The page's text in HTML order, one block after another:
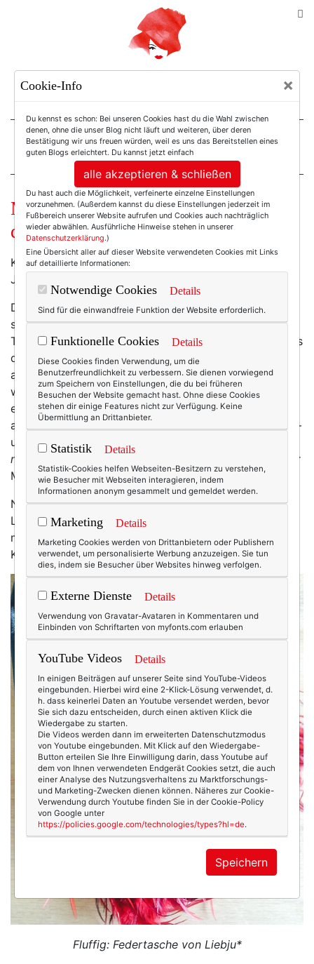
For Women. Not Girls.
Mode am Mittwoch: Liebju! (Ich
dich auch!)
Kann man eigentlich nach Taschen süchtig sein? Ja?
JA? Okay, dann bin ich es wohl.
Die Interwelt macht es einem aber auch wirklich
schwer. Bzw: leicht. Sie sind ja quasi überall, diese
Taschen. Versuchung pur. Und eine oftmals schöner als
die andere … so gesehen bin ich eigentlich ein Muster
an Disziplin, denn letztlich schaffen es doch nur einige
wenige in meinen Taschenschrank (sic!). Dabei haben
es mir weniger die etablierten Taschenlabels angetan,
als die kleinen, feinen Marken, die nur wenige kennen –
und die sich durch ein Design auszeichnen, das eben
nicht
an die Celines, Kellys, Birkins oder Marcies dieser
Modewelt erinnert. Sondern ganz eigen sind.
Nun hat genau so ein kleines, besonderes Taschen-
Label mich kürzlich in diesem Internet gefunden – und
mir dann sogar ein Exemplar ins Haus geschickt.
Karma? Bestimmt!
Fluffig: Federtasche von Liebju*
Cookie-Info ×
Du kennst es schon: Bei unseren Cookies hast du die Wahl zwischen
denen, ohne die unser Blog nicht läuft und weiteren, über deren
Bestätigung wir uns freuen würden, weil es uns das Bereitstellen eines
guten Blogs erleichtert. Du kannst jetzt einfach
alle akzeptieren & schließen
Du hast auch die Möglichkeit, verfeinerte einzelne Einstellungen
vorzunehmen. (Außerdem kannst du diese Einstellungen jederzeit im
Fußbereich unserer Website aufrufen und Cookies auch nachträglich
wieder abwählen. Ausführliche Hinweise stehen in unserer
Datenschutzerklärung.)
Eine Übersicht aller auf dieser Website verwendeten Cookies mit Links
auf detaillierte Informationen:
Notwendige Cookies Details
Sind für die einwandfreie Funktion der Website erforderlich.
Funktionelle Cookies Details
Diese Cookies finden Verwendung, um die
Benutzerfreundlichkeit zu verbessern. Sie dienen vorwiegend
zum Speichern von Einstellungen, die du bei früheren
Besuchen der Website gemacht hast. Ohne diese Cookies
stehen dir einige Features nicht zur Verfügung. Keine
Übermittlung an Drittanbieter.
Statistik Details
Statistik-Cookies helfen Webseiten-Besitzern zu verstehen,
wie Besucher mit Webseiten interagieren, indem
Informationen anonym gesammelt und gemeldet werden.
Marketing Details
Marketing Cookies werden von Drittanbietern oder Publishern
verwendet, um personalisierte Werbung anzuzeigen. Sie tun
dies, indem sie Besucher über Websites hinweg verfolgen.
Externe Dienste Details
Verwendung von Gravatar-Avataren in Kommentaren und
Einbinden von Schriftarten von myfonts.com erlauben
YouTube Videos Details
In einigen Beiträgen auf unserer Seite sind YouTube-Videos
eingebunden. Hierbei wird eine 2-Klick-Lösung verwendet, d.
h. dass keinerlei Daten an Youtube versendet werden, bevor
Sie sich dazu entscheiden, durch einen aktiven Klick die
Wiedergabe zu starten.
Die Videos werden dann im erweiterten Datenschutzmodus
von Youtube eingebunden. Mit Klick auf den Wiedergabe-
Button erteilen Sie Ihre Einwilligung darin, dass Youtube auf
dem von Ihnen verwendeten Endgerät Cookies setzt, die auch
einer Analyse des Nutzungsverhaltens zu Marktforschungs-
und Marketing-Zwecken dienen können. Näheres zur Cookie-
Verwendung durch Youtube finden Sie in der Cookie-Policy
von Google unter
https://policies.google.com/technologies/types?hl=de.
Speichern